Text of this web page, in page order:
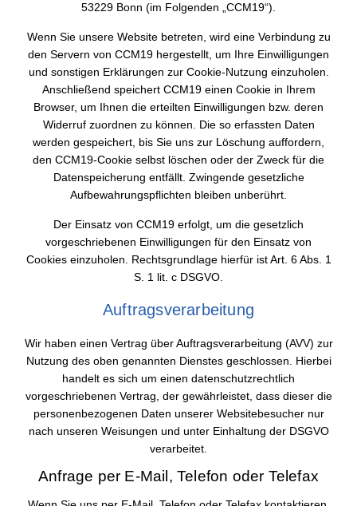
53229 Bonn (im Folgenden „CCM19“).
Wenn Sie unsere Website betreten, wird eine Verbindung zu
den Servern von CCM19 hergestellt, um Ihre Einwilligungen
und sonstigen Erklärungen zur Cookie-Nutzung einzuholen.
Anschließend speichert CCM19 einen Cookie in Ihrem
Browser, um Ihnen die erteilten Einwilligungen bzw. deren
Widerruf zuordnen zu können. Die so erfassten Daten
werden gespeichert, bis Sie uns zur Löschung auffordern,
den CCM19-Cookie selbst löschen oder der Zweck für die
Datenspeicherung entfällt. Zwingende gesetzliche
Aufbewahrungspflichten bleiben unberührt.
Der Einsatz von CCM19 erfolgt, um die gesetzlich
vorgeschriebenen Einwilligungen für den Einsatz von
Cookies einzuholen. Rechtsgrundlage hierfür ist Art. 6 Abs. 1
S. 1 lit. c DSGVO.
Auftragsverarbeitung
Wir haben einen Vertrag über Auftragsverarbeitung (AVV) zur
Nutzung des oben genannten Dienstes geschlossen. Hierbei
handelt es sich um einen datenschutzrechtlich
vorgeschriebenen Vertrag, der gewährleistet, dass dieser die
personenbezogenen Daten unserer Websitebesucher nur
nach unseren Weisungen und unter Einhaltung der DSGVO
verarbeitet.
Anfrage per E-Mail, Telefon oder Telefax